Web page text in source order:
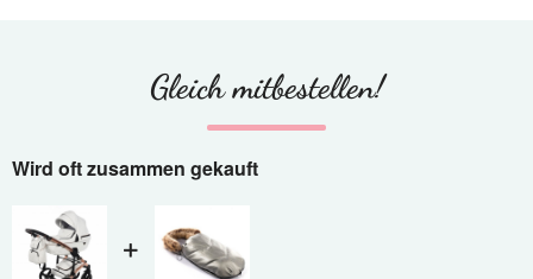
Gleich mitbestellen!
Wird oft zusammen gekauft